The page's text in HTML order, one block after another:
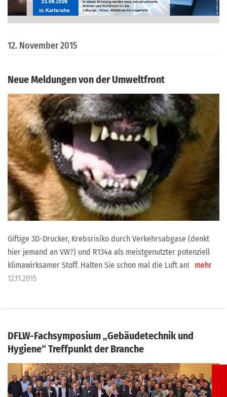
12. November 2015
Neue Meldungen von der Umweltfront
Giftige 3D-Drucker, Krebsrisiko durch Verkehrsabgase (denkt
hier jemand an VW?) und R134a als meistgenutzter potenziell
klimawirksamer Stoff. Halten Sie schon mal die Luft an!
mehr
12.11.2015
DFLW-Fachsymposium „Gebäudetechnik und
Hygiene“ Treffpunkt der Branche